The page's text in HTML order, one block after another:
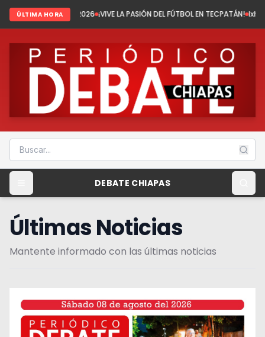
ÚLTIMA HORA
2026 ¡VIVE LA PASIÓN DEL FÚTBOL EN TECPATÁN! Ixhuatán: Tenemos
DEBATE CHIAPAS
Últimas Noticias
Mantente informado con las últimas noticias